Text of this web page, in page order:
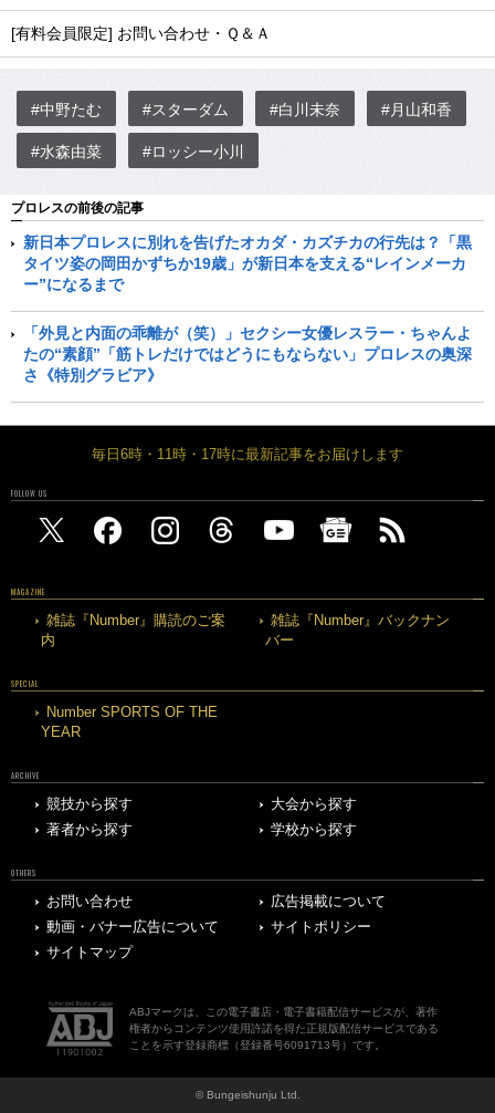
[有料会員限定] お問い合わせ・Ｑ＆Ａ
#中野たむ #スターダム #白川未奈 #月山和香
#水森由菜 #ロッシー小川
プロレスの前後の記事
新日本プロレスに別れを告げたオカダ・カズチカの行先は？「黒
タイツ姿の岡田かずちか19歳」が新日本を支える“レインメーカ
ー”になるまで
「外見と内面の乖離が（笑）」セクシー女優レスラー・ちゃんよ
たの“素顔”「筋トレだけではどうにもならない」プロレスの奥深
さ《特別グラビア》
毎日6時・11時・17時に最新記事をお届けします
FOLLOW US
MAGAZINE
雑誌『Number』購読のご案
内
雑誌『Number』バックナン
バー
SPECIAL
Number SPORTS OF THE
YEAR
ARCHIVE
競技から探す
大会から探す
著者から探す
学校から探す
OTHERS
お問い合わせ
広告掲載について
動画・バナー広告について
サイトポリシー
サイトマップ
ABJマークは、この電子書店・電子書籍配信サービスが、著作
権者からコンテンツ使用許諾を得た正規版配信サービスである
ことを示す登録商標（登録番号6091713号）です。
© Bungeishunju Ltd.